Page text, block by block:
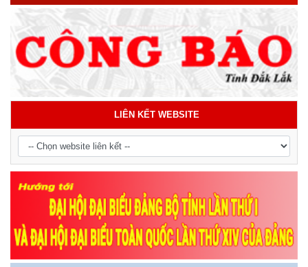
LIÊN KẾT WEBSITE